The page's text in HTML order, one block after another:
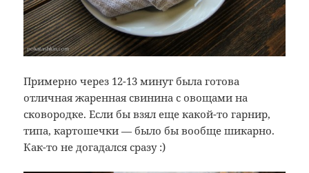
Примерно через 12-13 минут была готова
отличная жаренная свинина с овощами на
сковородке. Если бы взял еще какой-то гарнир,
типа, картошечки — было бы вообще шикарно.
Как-то не догадался сразу :)